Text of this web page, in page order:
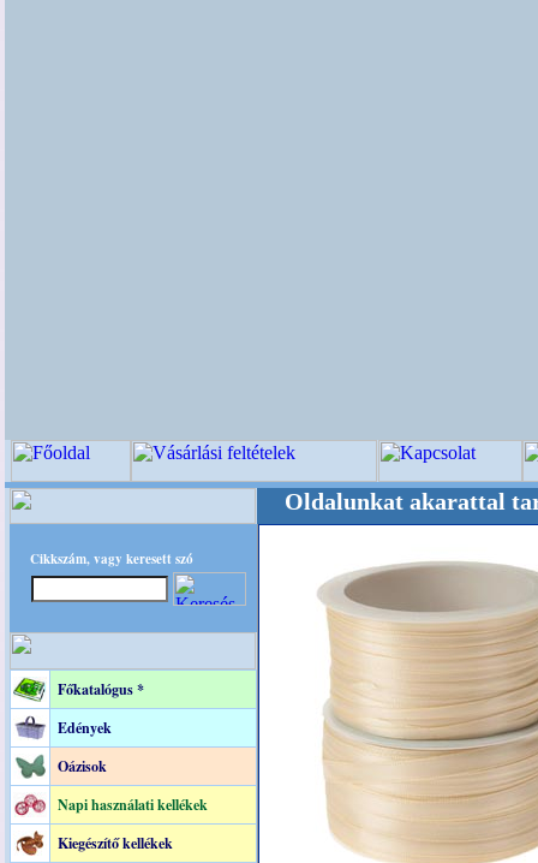
Cikkszám, vagy keresett szó
Főkatalógus *
Edények
Oázisok
Napi használati kellékek
Kiegészítő kellékek
és dekoráció! Oldalunkat akarattal tartjuk